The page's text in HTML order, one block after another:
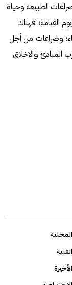
الطبيعة وحياة
القيامة؛ فهناك
وصراعات من أجل
المبادئ والاخلاق
المحلية
الفنية
الأخيرة